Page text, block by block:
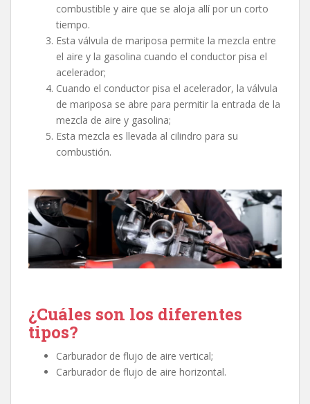
combustible y aire que se aloja allí por un corto
tiempo.
Esta válvula de mariposa permite la mezcla entre
el aire y la gasolina cuando el conductor pisa el
acelerador;
Cuando el conductor pisa el acelerador, la válvula
de mariposa se abre para permitir la entrada de la
mezcla de aire y gasolina;
Esta mezcla es llevada al cilindro para su
combustión.
¿Cuáles son los diferentes
tipos?
Carburador de flujo de aire vertical;
Carburador de flujo de aire horizontal.